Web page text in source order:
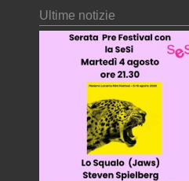
Ultime notizie